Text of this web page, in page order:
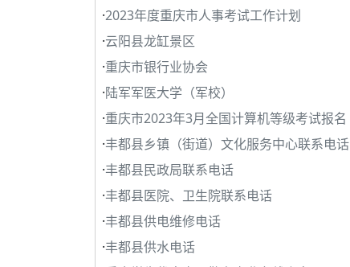
·2023年度重庆市人事考试工作计划
·云阳县龙缸景区
·重庆市银行业协会
·陆军军医大学（军校）
·重庆市2023年3月全国计算机等级考试报名
·丰都县乡镇（街道）文化服务中心联系电话
·丰都县民政局联系电话
·丰都县医院、卫生院联系电话
·丰都县供电维修电话
·丰都县供水电话